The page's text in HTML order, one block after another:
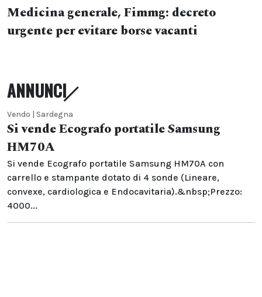
Medicina generale, Fimmg: decreto
urgente per evitare borse vacanti
ANNUNCI
Vendo | Sardegna
Si vende Ecografo portatile Samsung
HM70A
Si vende Ecografo portatile Samsung HM70A con
carrello e stampante dotato di 4 sonde (Lineare,
convexe, cardiologica e Endocavitaria).&nbsp;Prezzo:
4000...